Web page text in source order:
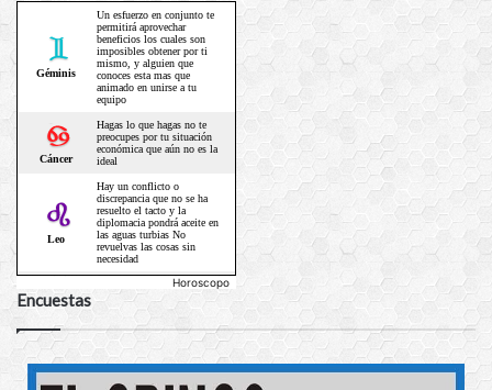
Horoscopo
Encuestas